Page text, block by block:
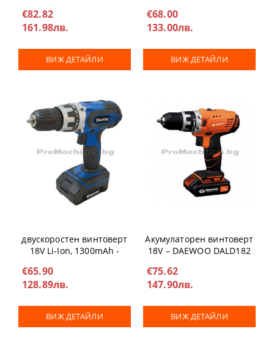
€82.82
161.98лв.
ВИЖ ДЕТАЙЛИ
€68.00
133.00лв.
ВИЖ ДЕТАЙЛИ
двускоростен винтоверт
18V Li-Ion, 1300mAh -
€65.90
128.89лв.
ВИЖ ДЕТАЙЛИ
Акумулаторен винтоверт
18V – DAEWOO DALD182
€75.62
147.90лв.
ВИЖ ДЕТАЙЛИ